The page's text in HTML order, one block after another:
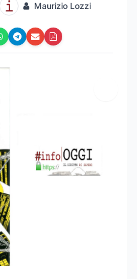
Maurizio Lozzi